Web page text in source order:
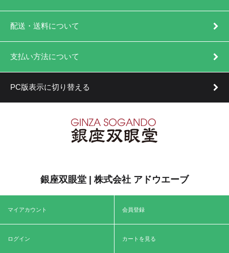
配送・送料について
支払い方法について
PC版表示に切り替える
銀座双眼堂 | 株式会社 アドウエーブ
マイアカウント 会員登録
ログイン カートを見る